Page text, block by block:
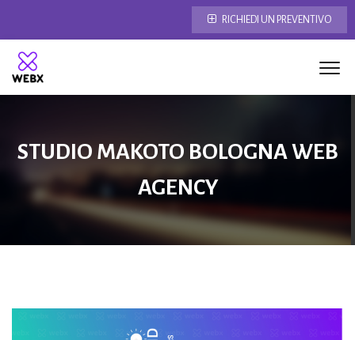
RICHIEDI UN PREVENTIVO
STUDIO MAKOTO BOLOGNA WEB
AGENCY